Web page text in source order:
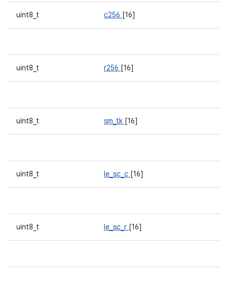
uint8_t c256 [16]
uint8_t r256 [16]
uint8_t sm_tk [16]
uint8_t le_sc_c [16]
uint8_t le_sc_r [16]